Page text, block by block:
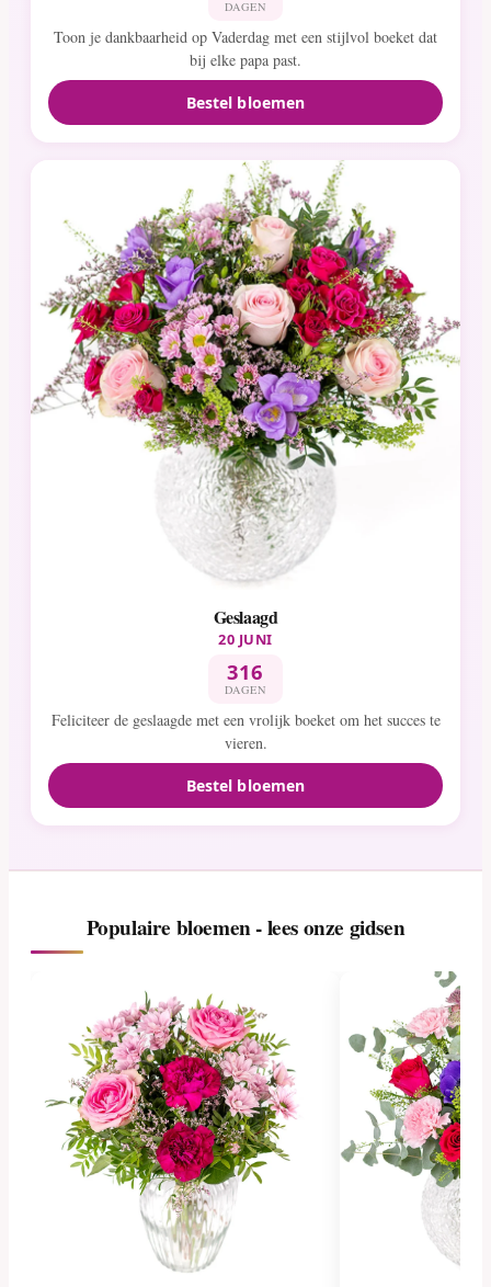
DAGEN
Toon je dankbaarheid op Vaderdag met een stijlvol boeket dat
bij elke papa past.
Bestel bloemen
Geslaagd
20 JUNI
316
DAGEN
Feliciteer de geslaagde met een vrolijk boeket om het succes te
vieren.
Bestel bloemen
Populaire bloemen - lees onze gidsen